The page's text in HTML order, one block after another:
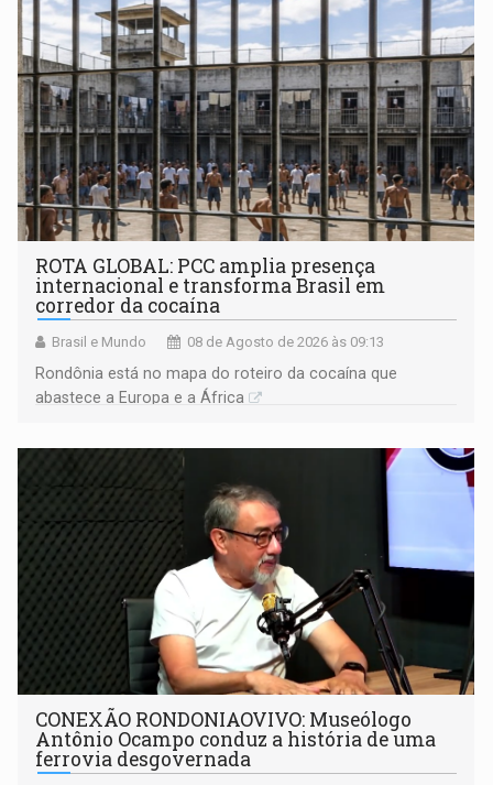
ROTA GLOBAL: PCC amplia presença
internacional e transforma Brasil em
corredor da cocaína
Brasil e Mundo 08 de Agosto de 2026 às 09:13
Rondônia está no mapa do roteiro da cocaína que
abastece a Europa e a África
CONEXÃO RONDONIAOVIVO: Museólogo
Antônio Ocampo conduz a história de uma
ferrovia desgovernada